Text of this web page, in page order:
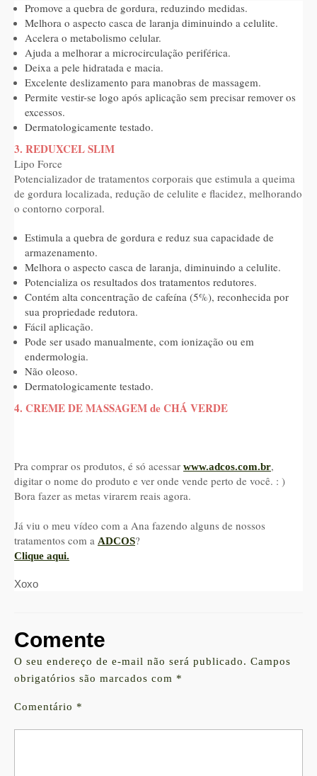
Promove a quebra de gordura, reduzindo medidas.
Melhora o aspecto casca de laranja diminuindo a celulite.
Acelera o metabolismo celular.
Ajuda a melhorar a microcirculação periférica.
Deixa a pele hidratada e macia.
Excelente deslizamento para manobras de massagem.
Permite vestir-se logo após aplicação sem precisar remover os
excessos.
Dermatologicamente testado.
3. REDUXCEL SLIM
Lipo Force
Potencializador de tratamentos corporais que estimula a queima
de gordura localizada, redução de celulite e flacidez, melhorando
o contorno corporal.
Estimula a quebra de gordura e reduz sua capacidade de
armazenamento.
Melhora o aspecto casca de laranja, diminuindo a celulite.
Potencializa os resultados dos tratamentos redutores.
Contém alta concentração de cafeína (5%), reconhecida por
sua propriedade redutora.
Fácil aplicação.
Pode ser usado manualmente, com ionização ou em
endermologia.
Não oleoso.
Dermatologicamente testado.
4. CREME DE MASSAGEM de CHÁ VERDE
Pra comprar os produtos, é só acessar www.adcos.com.br,
digitar o nome do produto e ver onde vende perto de você. : )
Bora fazer as metas virarem reais agora.
Já viu o meu vídeo com a Ana fazendo alguns de nossos
tratamentos com a ADCOS?
Clique aqui.
Xoxo
Comente
O seu endereço de e-mail não será publicado. Campos
obrigatórios são marcados com *
Comentário *